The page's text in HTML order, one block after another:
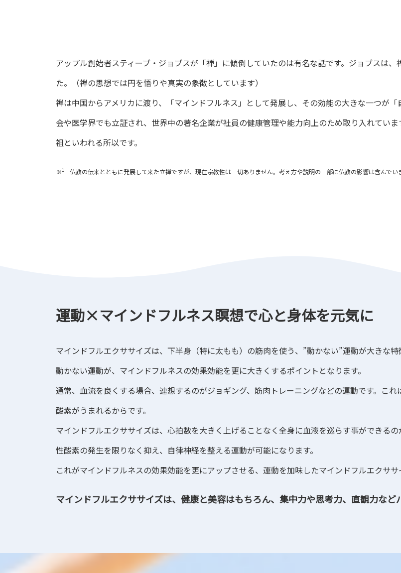
アップル創始者スティーブ・ジョブスが「禅」に傾倒していたのは有名な話です。ジョブスは
た。（禅の思想では円を悟りや真実の象徴としています）
禅は中国からアメリカに渡り、「マインドフルネス」として発展し、その効能の大きな一つが
会や医学界でも立証され、世界中の著名企業が社員の健康管理や能力向上のため取り入れてい
祖といわれる所以です。
※1 仏教の伝来とともに発展して来た立禅ですが、現在宗教性は一切ありません。考え方や説明の一部に仏教の影響は含んでい
運動×マインドフルネス瞑想で心と身体を元気に
マインドフルエクササイズは、下半身（特に太もも）の筋肉を使う、”動かない”運動が大きな
動かない運動が、マインドフルネスの効果効能を更に大きくするポイントとなります。
通常、血流を良くする場合、連想するのがジョギング、筋肉トレーニングなどの運動です。こ
酸素がうまれるからです。
マインドフルエクササイズは、心拍数を大きく上げることなく全身に血液を巡らす事ができる
性酸素の発生を限りなく抑え、自律神経を整える運動が可能になります。
これがマインドフルネスの効果効能を更にアップさせる、運動を加味したマインドフルエクササ
マインドフルエクササイズは、 健康と美容はもちろん、集中力や思考力、直観力など